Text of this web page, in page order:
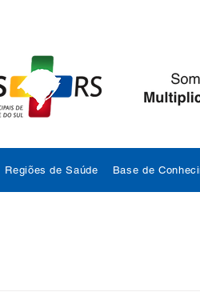
Regiões de Saúde Base de